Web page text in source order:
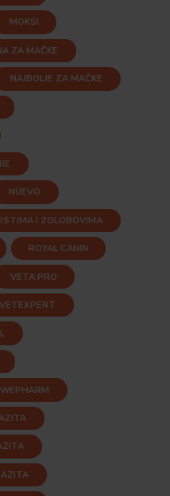
MOKSI
ZA MAČKE
NAJBOLJE ZA MAČKE
NUEVO
I ZGLOBOVIMA
ROYAL CANIN
VETA PRO
VETEXPERT
WEPHARM